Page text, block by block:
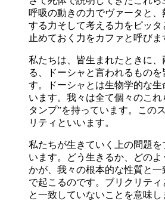
呼吸の動きの力でヴァータと
する力そして考える力をピッ
止めておく力をカファと呼びま
私たちは、皆生まれたときに、
る、ドーシャと言われるものを
す。ドーシャとは生物学的な生
います。我々は全て個々のこれ
タンプ”を持っています。この
リティといいます。
私たちが生きていく上の問題を
います。どう生きるか、どのよ
かが、我々の根本的な性質と一
で起こるのです。ブリクリティ
と一致していないことを意味し